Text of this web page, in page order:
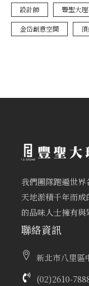
設計師
豐聖大
金岱創意空間
我們團隊跑遍世
天地淤積千年而
的品味人士擁有與
聯絡資訊
新北市八里區
(02)2610-